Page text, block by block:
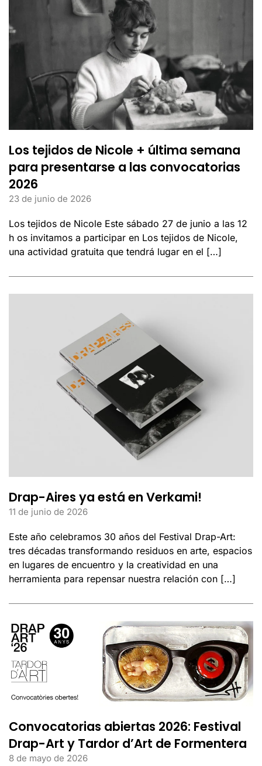
Los tejidos de Nicole + última semana
para presentarse a las convocatorias
2026
23 de junio de 2026
Los tejidos de Nicole Este sábado 27 de junio a las 12
h os invitamos a participar en Los tejidos de Nicole,
una actividad gratuita que tendrá lugar en el […]
Drap-Aires ya está en Verkami!
11 de junio de 2026
Este año celebramos 30 años del Festival Drap-Art:
tres décadas transformando residuos en arte, espacios
en lugares de encuentro y la creatividad en una
herramienta para repensar nuestra relación con […]
Convocatorias abiertas 2026: Festival
Drap-Art y Tardor d’Art de Formentera
8 de mayo de 2026